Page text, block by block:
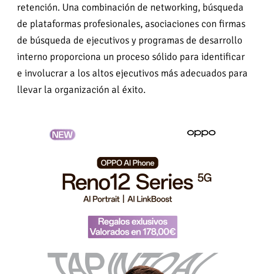
retención. Una combinación de networking, búsqueda
de plataformas profesionales, asociaciones con firmas
de búsqueda de ejecutivos y programas de desarrollo
interno proporciona un proceso sólido para identificar
e involucrar a los altos ejecutivos más adecuados para
llevar la organización al éxito.